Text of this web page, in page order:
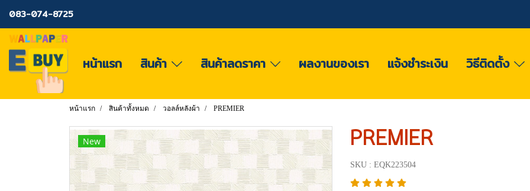
083-074-8725
หน้าแรก สินค้า สินค้าลดราคา ผลงานของเรา แจ้งชำระเงิน วิธีติดตั้ง
หน้าแรก สินค้าทั้งหมด วอลล์หลังผ้า PREMIER
New PREMIER
SKU : EQK223504